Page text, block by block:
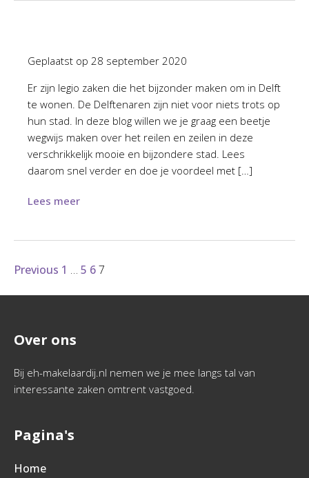
Geplaatst op 28 september 2020
Er zijn legio zaken die het bijzonder maken om in Delft
te wonen. De Delftenaren zijn niet voor niets trots op
hun stad. In deze blog willen we je graag een beetje
wegwijs maken over het reilen en zeilen in deze
verschrikkelijk mooie en bijzondere stad. Lees
daarom snel verder en doe je voordeel met […]
Lees meer
Previous 1 … 5 67
Over ons
Bij eh-makelaardij.nl nemen we je mee langs tal van
interessante zaken omtrent vastgoed.
Pagina's
Home